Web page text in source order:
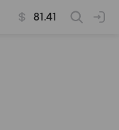
81.41